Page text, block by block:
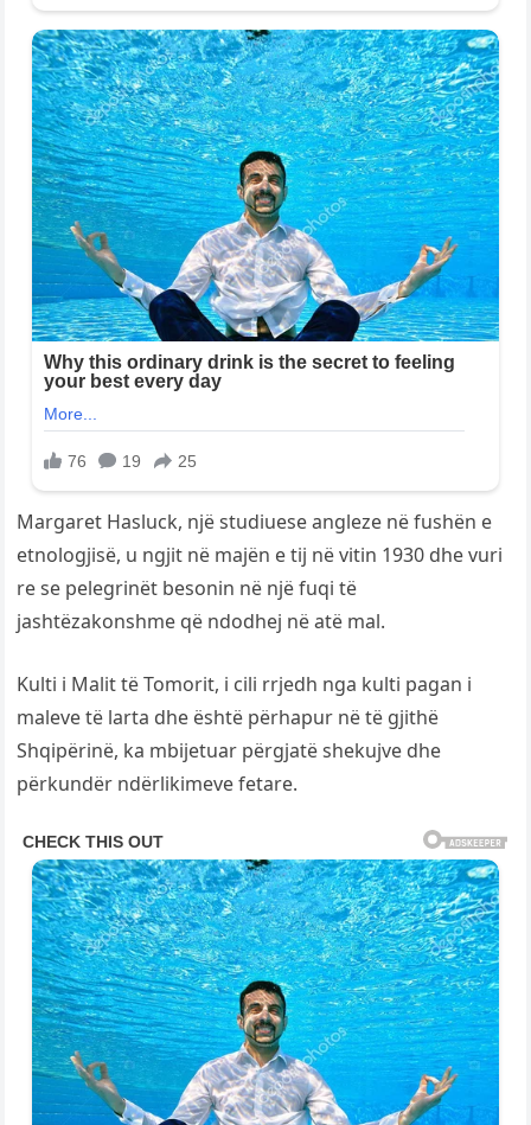
Margaret Hasluck, një studiuese angleze në fushën e
etnologjisë, u ngjit në majën e tij në vitin 1930 dhe vuri
re se pelegrinët besonin në një fuqi të
jashtëzakonshme që ndodhej në atë mal.
Kulti i Malit të Tomorit, i cili rrjedh nga kulti pagan i
maleve të larta dhe është përhapur në të gjithë
Shqipërinë, ka mbijetuar përgjatë shekujve dhe
përkundër ndërlikimeve fetare.